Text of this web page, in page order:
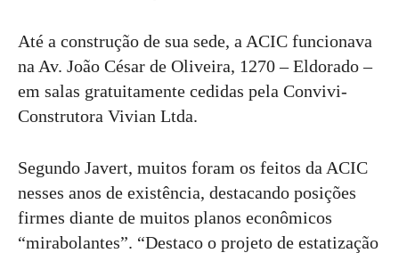
Até a construção de sua sede, a ACIC funcionava
na Av. João César de Oliveira, 1270 – Eldorado –
em salas gratuitamente cedidas pela Convivi-
Construtora Vivian Ltda.
Segundo Javert, muitos foram os feitos da ACIC
nesses anos de existência, destacando posições
firmes diante de muitos planos econômicos
“mirabolantes”. “Destaco o projeto de estatização